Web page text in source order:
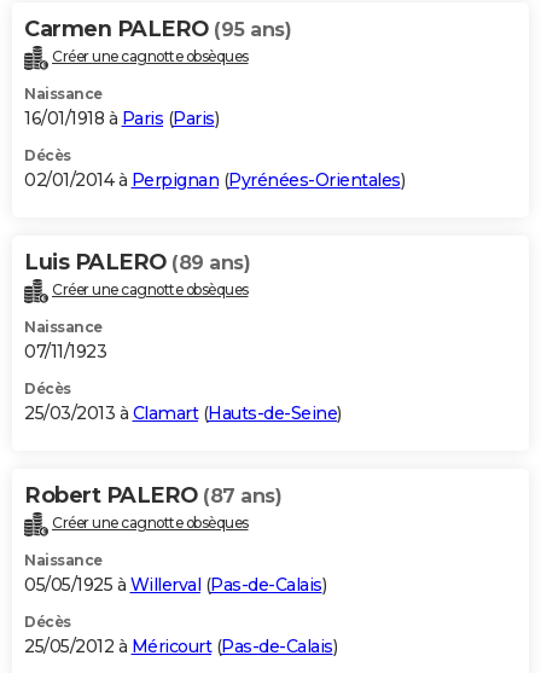
Carmen PALERO (95 ans)
Créer une cagnotte obsèques
Naissance
16/01/1918 à Paris (Paris)
Décès
02/01/2014 à Perpignan (Pyrénées-Orientales)
Luis PALERO (89 ans)
Créer une cagnotte obsèques
Naissance
07/11/1923
Décès
25/03/2013 à Clamart(Hauts-de-Seine)
Robert PALERO (87 ans)
Créer une cagnotte obsèques
Naissance
05/05/1925 à Willerval (Pas-de-Calais)
Décès
25/05/2012 à Méricourt(Pas-de-Calais)